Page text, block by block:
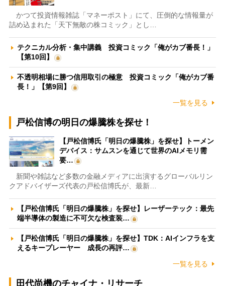
かつて投資情報雑誌「マネーポスト」にて、圧倒的な情報量が
詰め込まれた「天下無敵の株コミック」とし…
テクニカル分析・集中講義 投資コミック「俺がカブ番長！」
【第10回】
不透明相場に勝つ信用取引の極意 投資コミック「俺がカブ番
長！」【第9回】
一覧を見る
戸松信博の明日の爆騰株を探せ！
【戸松信博氏「明日の爆騰株」を探せ】トーメン
デバイス：サムスンを通じて世界のAIメモリ需
要…
新聞や雑誌など多数の金融メディアに出演するグローバルリン
クアドバイザーズ代表の戸松信博氏が、最新…
【戸松信博氏「明日の爆騰株」を探せ】レーザーテック：最先
端半導体の製造に不可欠な検査装…
【戸松信博氏「明日の爆騰株」を探せ】TDK：AIインフラを支
えるキープレーヤー 成長の再評…
一覧を見る
田代尚機のチャイナ・リサーチ